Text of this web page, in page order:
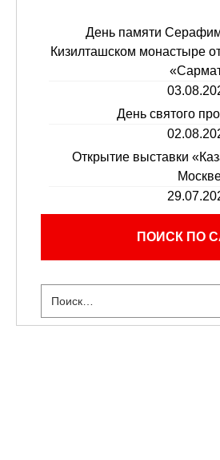
День памяти
Кизилташском монастыре
День святого
Открытие выставки
ПОИСК ПО